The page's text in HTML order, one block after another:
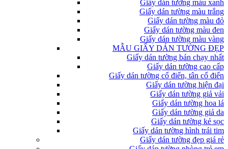
Giấy dán tường màu xanh
Giấy dán tường màu trắng
Giấy dán tường màu đỏ
Giấy dán tường màu đen
Giấy dán tường màu vàng
MẪU GIẤY DÁN TƯỜNG ĐẸP
Giấy dán tường bán chạy nhất
Giấy dán tường cao cấp
Giấy dán tường cổ điển, tân cổ điển
Giấy dán tường hiện đại
Giấy dán tường giả vải
Giấy dán tường hoa lá
Giấy dán tường giả da
Giấy dán tường kẻ sọc
Giấy dán tường hình trái tim
Giấy dán tường đẹp giá rẻ